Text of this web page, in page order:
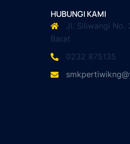
HUBUNGI KAMI
Jl. Siliwangi No.
Barat
0232 875135